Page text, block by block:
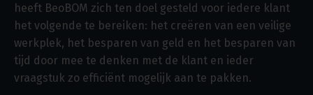
heeft BeoBOM zich ten doel gesteld voor iedere klant
het volgende te bereiken: het creëren van een veilige
werkplek, het besparen van geld en het besparen van
tijd door mee te denken met de klant en ieder
vraagstuk zo efficiënt mogelijk aan te pakken.